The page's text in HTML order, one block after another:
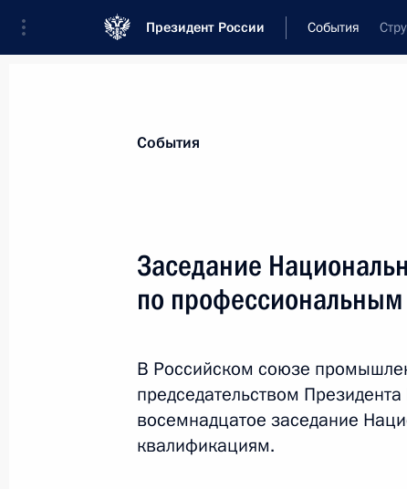
Президент России События
Новости
Все комиссии и советы
25 апреля 2017 года, вторник
События
Заседание
по
В Российском союзе
председательством
восемнадцатое заседание
квалификациям.